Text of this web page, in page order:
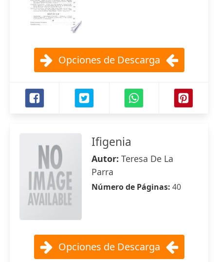
Opciones de Descarga
Ifigenia
Autor: Teresa De La
Parra
Número de Páginas: 40
Opciones de Descarga